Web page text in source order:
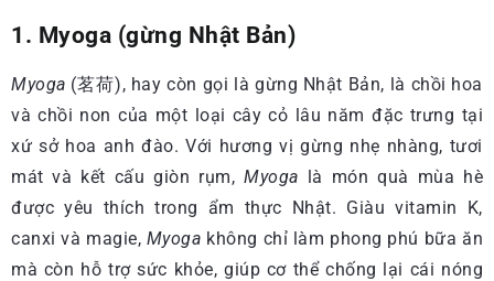
1. Myoga (gừng Nhật Bản)
Myoga (茗荷), hay còn gọi là gừng Nhật Bản, là chồi hoa
và chồi non của một loại cây cỏ lâu năm đặc trưng tại
xứ sở hoa anh đào. Với hương vị gừng nhẹ nhàng, tươi
mát và kết cấu giòn rụm,Myoga là món quà mùa hè
được yêu thích trong ẩm thực Nhật. Giàu vitamin K,
canxi và magie, Myoga không chỉ làm phong phú bữa ăn
mà còn hỗ trợ sức khỏe, giúp cơ thể chống lại cái nóng